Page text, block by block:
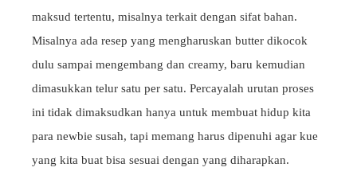
maksud tertentu, misalnya terkait dengan sifat bahan.
Misalnya ada resep yang mengharuskan butter dikocok
dulu sampai mengembang dan creamy, baru kemudian
dimasukkan telur satu per satu. Percayalah urutan proses
ini tidak dimaksudkan hanya untuk membuat hidup kita
para newbie susah, tapi memang harus dipenuhi agar kue
yang kita buat bisa sesuai dengan yang diharapkan.